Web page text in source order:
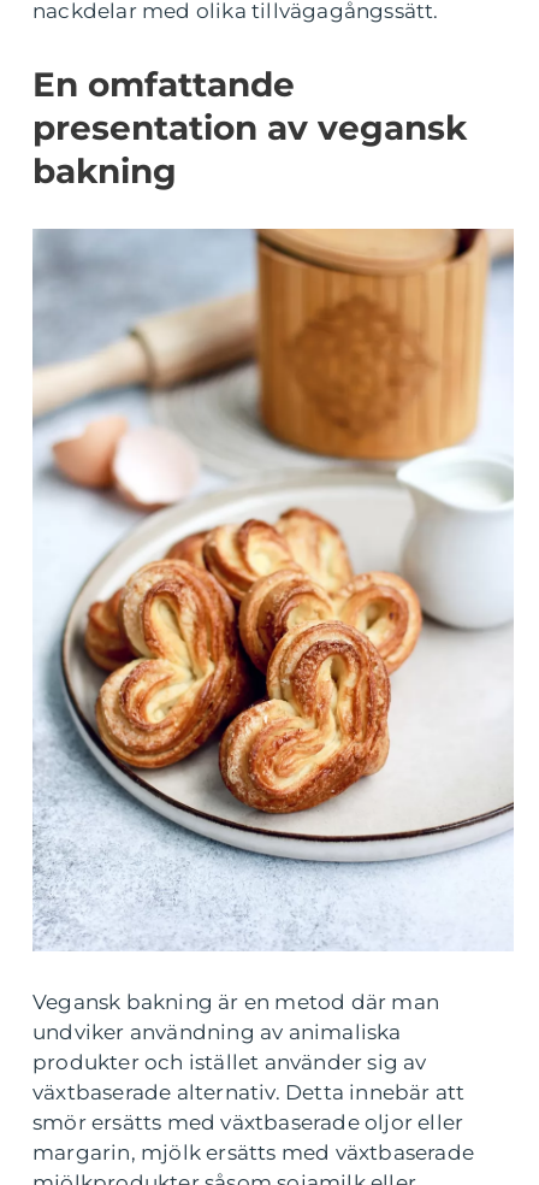
nackdelar med olika tillvägagångssätt.
En omfattande
presentation av vegansk
bakning
Vegansk bakning är en metod där man
undviker användning av animaliska
produkter och istället använder sig av
växtbaserade alternativ. Detta innebär att
smör ersätts med växtbaserade oljor eller
margarin, mjölk ersätts med växtbaserade